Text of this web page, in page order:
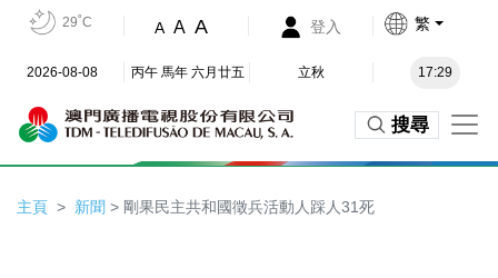
29˚C A A A 登入 繁
2026-08-08 丙午 馬年 六月廿五 立秋 17:29
搜尋
主頁 新聞 > 剛果民主共和國徵兵活動人踩人31死